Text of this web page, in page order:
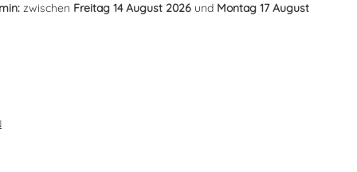
zwischen Freitag 14 August 2026 und Montag 17 August